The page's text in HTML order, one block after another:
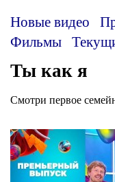
Новые видео
Фильмы
Ты как я
Смотри первое